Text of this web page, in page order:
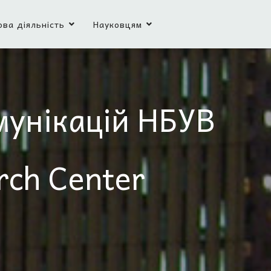
діяльність Науковцям
НБУВ
Center